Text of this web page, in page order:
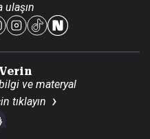
ulaşın
ve materyal
tıklayın